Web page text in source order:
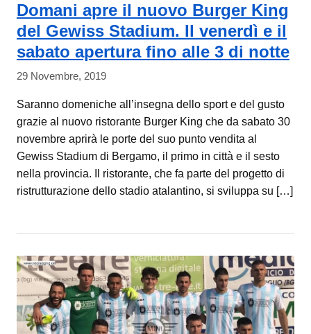
Domani apre il nuovo Burger King
del Gewiss Stadium. Il venerdì e il
sabato apertura fino alle 3 di notte
29 Novembre, 2019
Saranno domeniche all’insegna dello sport e del gusto
grazie al nuovo ristorante Burger King che da sabato 30
novembre aprirà le porte del suo punto vendita al
Gewiss Stadium di Bergamo, il primo in città e il sesto
nella provincia. Il ristorante, che fa parte del progetto di
ristrutturazione dello stadio atalantino, si sviluppa su […]